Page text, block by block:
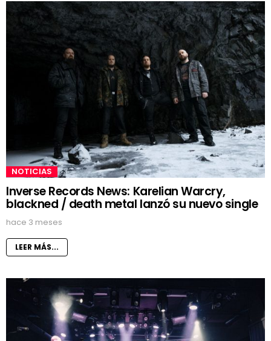
NOTICIAS
Inverse Records News: Karelian Warcry,
blackned / death metal lanzó su nuevo single
hace 3 meses
LEER MÁS...